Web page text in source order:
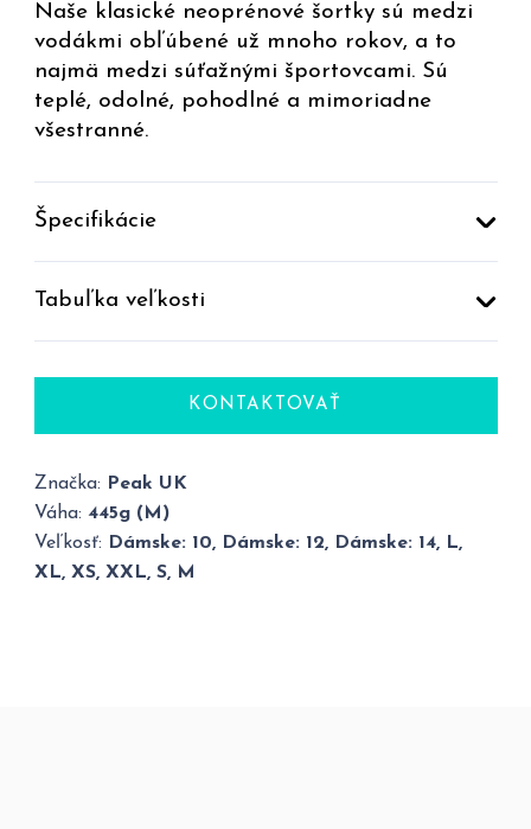
Naše klasické neoprénové šortky sú medzi
vodákmi obľúbené už mnoho rokov, a to
najmä medzi súťažnými športovcami. Sú
teplé, odolné, pohodlné a mimoriadne
všestranné.
Špecifikácie
Tabuľka veľkosti
KONTAKTOVAŤ
Značka: Peak UK
Váha: 445g (M)
Veľkosť: Dámske: 10, Dámske: 12, Dámske: 14, L,
XL, XS, XXL, S, M